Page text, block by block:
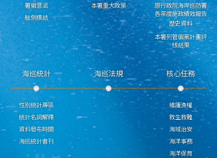
署徽意涵
舷側標誌
本署重大政策
原行政院海岸巡防署
各年度施政績效報告
歷史資料
本署列管個案計畫評
核結果
海巡統計
性別統計專區
統計名詞解釋
資料發布時間
海巡統計書刊
海巡法規 核心任務
維護漁權
救生救難
海域治安
海洋事務
海洋保育